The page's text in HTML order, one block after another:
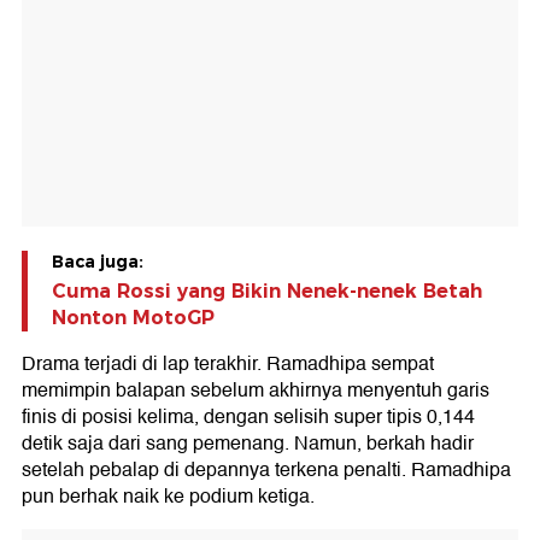
Baca juga:
Cuma Rossi yang Bikin Nenek-nenek Betah
Nonton MotoGP
Drama terjadi di lap terakhir. Ramadhipa sempat
memimpin balapan sebelum akhirnya menyentuh garis
finis di posisi kelima, dengan selisih super tipis 0,144
detik saja dari sang pemenang. Namun, berkah hadir
setelah pebalap di depannya terkena penalti. Ramadhipa
pun berhak naik ke podium ketiga.